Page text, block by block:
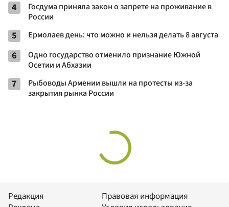
4
Госдума приняла закон о запрете на проживание в
России
5 Ермолаев день: что можно и нельзя делать 8 августа
6
Одно государство отменило признание Южной
Осетии и Абхазии
7
Рыбоводы Армении вышли на протесты из-за
закрытия рынка России
Редакция
Правовая информация